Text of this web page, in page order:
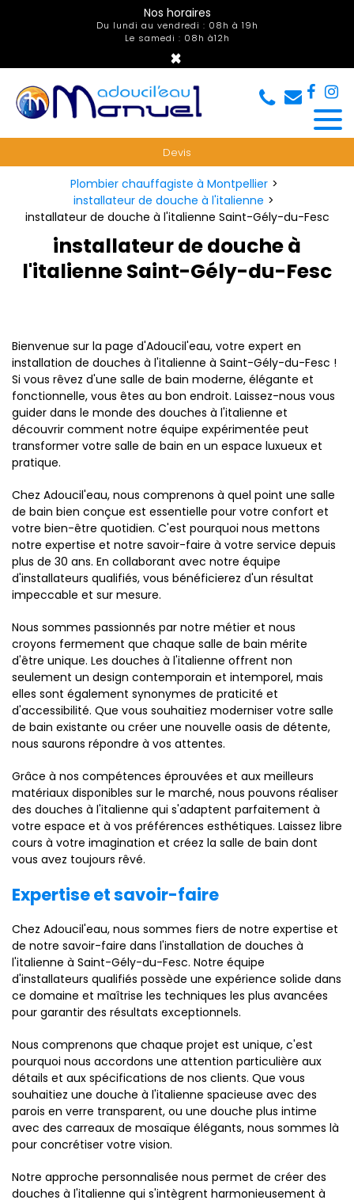
Nos horaires
Du lundi au vendredi : 08h à 19h
Le samedi : 08h à12h
×
Devis
Plombier chauffagiste à Montpellier
installateur de douche à l'italienne
installateur de douche à l'italienne Saint-Gély-du-Fesc
installateur de douche à
l'italienne Saint-Gély-du-Fesc
Bienvenue sur la page d'Adoucil'eau, votre expert en
installation de douches à l'italienne à Saint-Gély-du-Fesc !
Si vous rêvez d'une salle de bain moderne, élégante et
fonctionnelle, vous êtes au bon endroit. Laissez-nous vous
guider dans le monde des douches à l'italienne et
découvrir comment notre équipe expérimentée peut
transformer votre salle de bain en un espace luxueux et
pratique.
Chez Adoucil'eau, nous comprenons à quel point une salle
de bain bien conçue est essentielle pour votre confort et
votre bien-être quotidien. C'est pourquoi nous mettons
notre expertise et notre savoir-faire à votre service depuis
plus de 30 ans. En collaborant avec notre équipe
d'installateurs qualifiés, vous bénéficierez d'un résultat
impeccable et sur mesure.
Nous sommes passionnés par notre métier et nous
croyons fermement que chaque salle de bain mérite
d'être unique. Les douches à l'italienne offrent non
seulement un design contemporain et intemporel, mais
elles sont également synonymes de praticité et
d'accessibilité. Que vous souhaitiez moderniser votre salle
de bain existante ou créer une nouvelle oasis de détente,
nous saurons répondre à vos attentes.
Grâce à nos compétences éprouvées et aux meilleurs
matériaux disponibles sur le marché, nous pouvons réaliser
des douches à l'italienne qui s'adaptent parfaitement à
votre espace et à vos préférences esthétiques. Laissez libre
cours à votre imagination et créez la salle de bain dont
vous avez toujours rêvé.
Expertise et savoir-faire
Chez Adoucil'eau, nous sommes fiers de notre expertise et
de notre savoir-faire dans l'installation de douches à
l'italienne à Saint-Gély-du-Fesc. Notre équipe
d'installateurs qualifiés possède une expérience solide dans
ce domaine et maîtrise les techniques les plus avancées
pour garantir des résultats exceptionnels.
Nous comprenons que chaque projet est unique, c'est
pourquoi nous accordons une attention particulière aux
détails et aux spécifications de nos clients. Que vous
souhaitiez une douche à l'italienne spacieuse avec des
parois en verre transparent, ou une douche plus intime
avec des carreaux de mosaïque élégants, nous sommes là
pour concrétiser votre vision.
Notre approche personnalisée nous permet de créer des
douches à l'italienne qui s'intègrent harmonieusement à
Panneau de gestion des cookies